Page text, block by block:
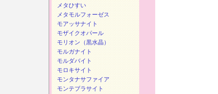
メタひすい
メタモルフォーゼス
モアッサナイト
モザイクオパール
モリオン（黒水晶）
モルガナイト
モルダバイト
モロキサイト
モンタナサファイア
モンテブラサイト